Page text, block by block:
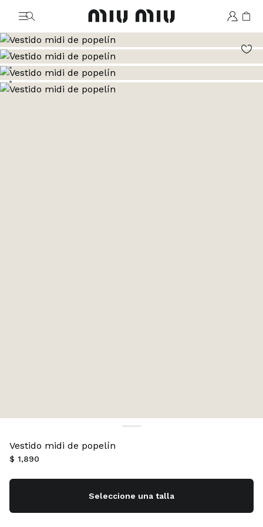
MiuMiu logo
Ver la imagen 1
Ver la imagen 2
Ver la imagen 3
Ver la imagen 4
Ver la imagen 5
Vestido midi de popelín
$ 1,890
Seleccione una talla